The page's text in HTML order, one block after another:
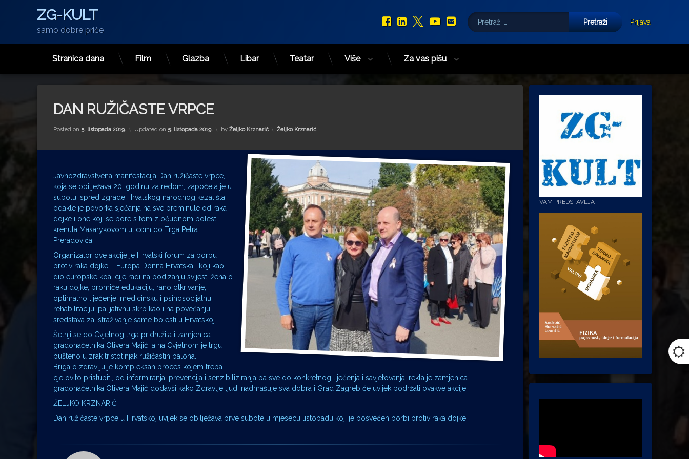
Preskoči
ZG-KULT
samo dobre priče
Facebook
LinkedIn
X.com
YouTube
E-mail
Pretraži:
Prijava
Stranica dana Film Glazba Libar Teatar Više Za vas pišu
DAN RUŽIČASTE VRPCE
Posted on 5. listopada 2019. Updated on 5. listopada 2019. by Željko Krznarić Kategorije:
Željko Krznarić
Javnozdravstvena manifestacija Dan ružičaste vrpce,
koja se obilježava 20. godinu za redom, započela je u
subotu ispred zgrade Hrvatskog narodnog kazališta
odakle je povorka sjećanja na sve preminule od raka
dojke i one koji se bore s tom zloćudnom bolesti
krenula Masarykovom ulicom do Trga Petra
Preradovića.
Organizator ove akcije je Hrvatski forum za borbu
protiv raka dojke – Europa Donna Hrvatska, koji kao
dio europske koalicije radi na podizanju svijesti žena o
raku dojke, promiče edukaciju, rano otkrivanje,
optimalno liječenje, medicinsku i psihosocijalnu
rehabilitaciju, palijativnu skrb kao i na povećanju
sredstava za istraživanje same bolesti u Hrvatskoj.
Šetnji se do Cvjetnog trga pridružila i zamjenica
gradonačelnika Olivera Majić, a na Cvjetnom je trgu
pušteno u zrak tristotinjak ružičastih balona.
Briga o zdravlju je kompleksan proces kojem treba
cjelovito pristupiti, od informiranja, prevencija i senzibiliziranja pa sve do konkretnog liječenja i savjetovanja, rekla je zamjenica
gradonačelnika Olivera Majić dodavši kako Zdravlje ljudi nadmašuje sva dobra i Grad Zagreb će uvijek podržati ovakve akcije.
ŽELJKO KRZNARIĆ
Dan ružičaste vrpce u Hrvatskoj uvijek se obilježava prve subote u mjesecu listopadu koji je posvećen borbi protiv raka dojke.
VAM PREDSTAVLJA :